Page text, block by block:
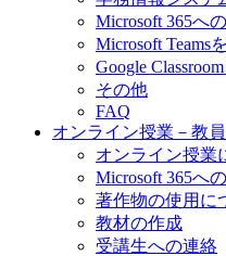
Microsoft 365へ
Microsoft Teams
Google
その他
FAQ
オンライン授業－教
オンライン授業
Microsoft 365へ
著作物の使用に
教材の作成
受講生への連絡